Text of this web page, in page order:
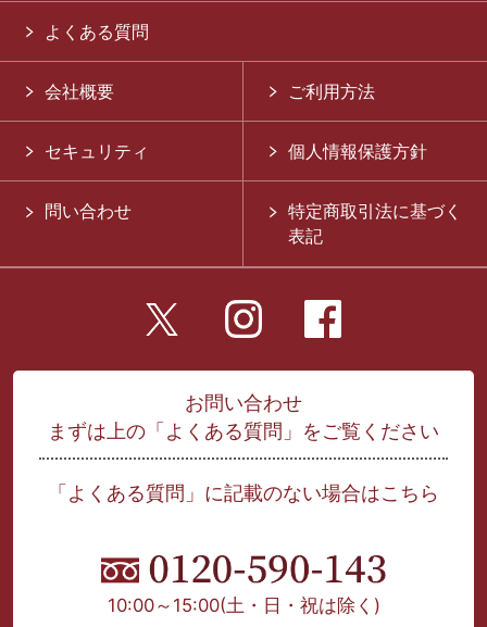
よくある質問
会社概要 ご利用方法
セキュリティ 個人情報保護方針
問い合わせ
特定商取引法に基づく
表記
お問い合わせ
まずは上の「よくある質問」をご覧ください
「よくある質問」に記載のない場合はこちら
10:00～15:00(土・日・祝は除く)